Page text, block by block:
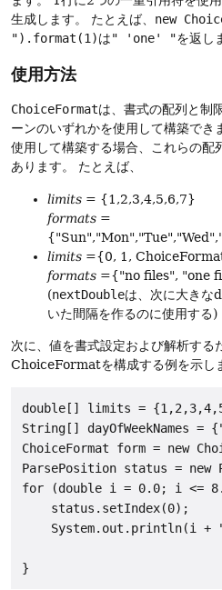
生成します。
たとえば、 new
").format(1)は" 'one' "を返し
使用方法
ChoiceFormatは、書式の配列と制
ーンのいずれかを使用して構築でき
使用して構築する場合、これらの配
あります。
たとえば、
limits = {1,2,3,4,5,6,7}
formats =
limits ={0, 1,
formats ={"no files", "one
(nextDoubleは、次に大きな
いた間隔を作るのに使用する)
次に、値を書式設定および解析する
ChoiceFormatを構成する例を示し
double[] limits =
String[] dayOfWeekNames
ChoiceFormat form = new
ParsePosition status = new
for (double i = 0.0; i <=
    status.setIndex(0);
System.out.println(i +